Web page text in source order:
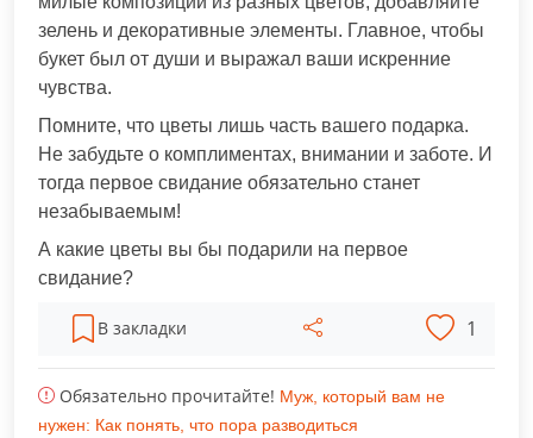
зелень и декоративные элементы. Главное, чтобы
букет был от души и выражал ваши искренние
чувства.
Помните, что цветы лишь часть вашего подарка.
Не забудьте о комплиментах, внимании и заботе. И
тогда первое свидание обязательно станет
незабываемым!
А какие цветы вы бы подарили на первое
свидание?
В закладки 1
Обязательно прочитайте! Муж, который вам не
нужен: Как понять, что пора разводиться